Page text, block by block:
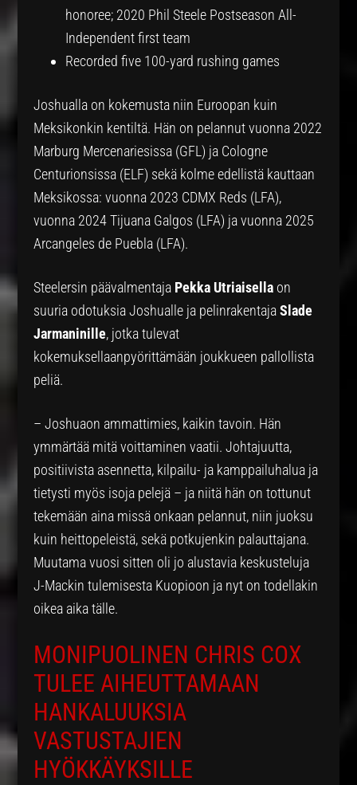
honoree; 2020 Phil Steele Postseason All-
Independent first team
Recorded five 100-yard rushing games
Joshualla on kokemusta niin Euroopan kuin
Meksikonkin kentiltä. Hän on pelannut vuonna 2022
Marburg Mercenariesissa (GFL) ja Cologne
Centurionsissa (ELF) sekä kolme edellistä kauttaan
Meksikossa: vuonna 2023 CDMX Reds (LFA),
vuonna 2024 Tijuana Galgos (LFA) ja vuonna 2025
Arcangeles de Puebla (LFA).
Steelersin päävalmentaja Pekka Utriaisella on
suuria odotuksia Joshualle ja pelinrakentajaSlade
Jarmaninille, jotka tulevat
kokemuksellaanpyörittämään joukkueen pallollista
peliä.
– Joshuaon ammattimies, kaikin tavoin. Hän
ymmärtää mitä voittaminen vaatii. Johtajuutta,
positiivista asennetta, kilpailu- ja kamppailuhalua ja
tietysti myös isoja pelejä – ja niitä hän on tottunut
tekemään aina missä onkaan pelannut, niin juoksu
kuin heittopeleistä, sekä potkujenkin palauttajana.
Muutama vuosi sitten oli jo alustavia keskusteluja
J-Mackin tulemisesta Kuopioon ja nyt on todellakin
oikea aika tälle.
MONIPUOLINEN CHRIS COX
TULEE AIHEUTTAMAAN
HANKALUUKSIA
VASTUSTAJIEN
HYÖKKÄYKSILLE